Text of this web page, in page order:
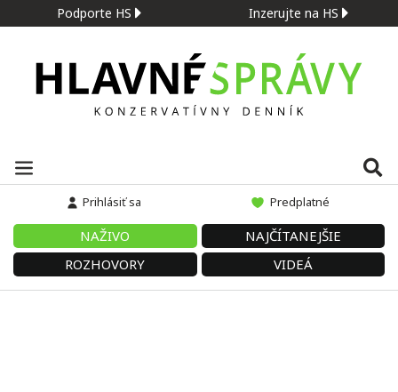
Podporte HS Inzerujte na HS
Prihlásiť sa Predplatné
NAŽIVO
NAJČÍTANEJŠIE
ROZHOVORY
VIDEÁ